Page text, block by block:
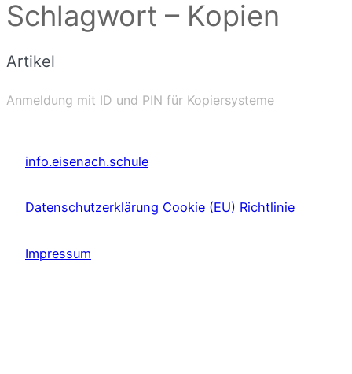
Schlagwort – Kopien
Artikel
Anmeldung mit ID und PIN für Kopiersysteme
info.eisenach.schule
Datenschutzerklärung Cookie (EU) Richtlinie
Impressum